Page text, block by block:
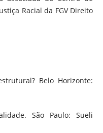
Racial da FGV Direito
Belo Horizonte:
São Paulo: Sueli